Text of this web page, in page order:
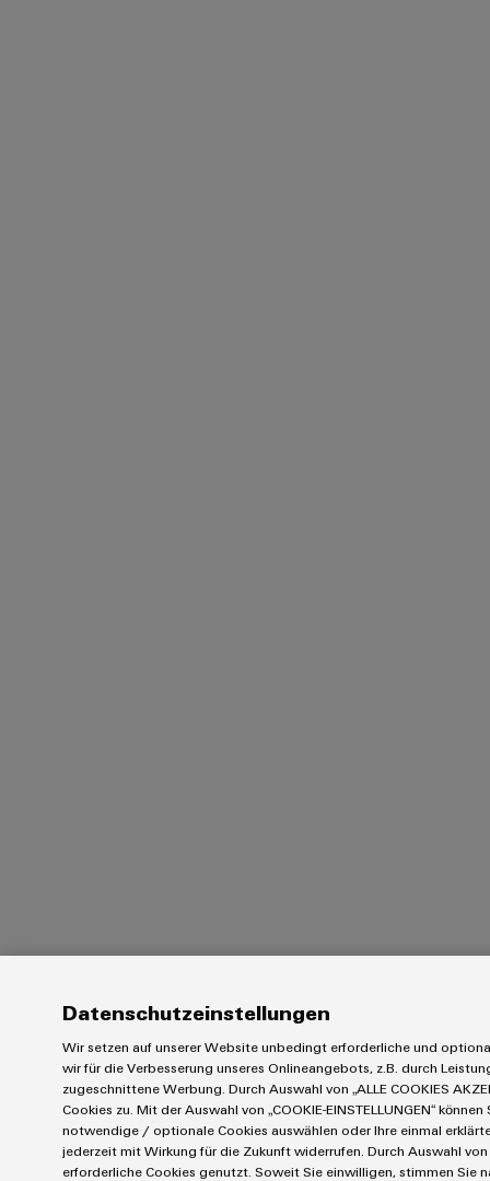
Datenschutzeinstellungen
Wir setzen auf unserer Website unbedingt erforderliche und
wir für die Verbesserung unseres Onlineangebots, z.B. durch
zugeschnittene Werbung. Durch Auswahl von „ALLE COOKIES
Cookies zu. Mit der Auswahl von „COOKIE-EINSTELLUNGEN“
notwendige / optionale Cookies auswählen oder Ihre einmal
jederzeit mit Wirkung für die Zukunft widerrufen. Durch Auswahl
erforderliche Cookies genutzt. Soweit Sie einwilligen, stimmen Sie